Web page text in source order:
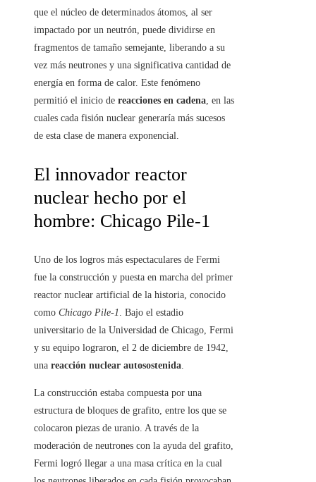
que el núcleo de determinados átomos, al ser
impactado por un neutrón, puede dividirse en
fragmentos de tamaño semejante, liberando a su
vez más neutrones y una significativa cantidad de
energía en forma de calor. Este fenómeno
permitió el inicio de reacciones en cadena, en las
cuales cada fisión nuclear generaría más sucesos
de esta clase de manera exponencial.
El innovador reactor
nuclear hecho por el
hombre: Chicago Pile-1
Uno de los logros más espectaculares de Fermi
fue la construcción y puesta en marcha del primer
reactor nuclear artificial de la historia, conocido
como Chicago Pile-1. Bajo el estadio
universitario de la Universidad de Chicago, Fermi
y su equipo lograron, el 2 de diciembre de 1942,
una reacción nuclear autosostenida.
La construcción estaba compuesta por una
estructura de bloques de grafito, entre los que se
colocaron piezas de uranio. A través de la
moderación de neutrones con la ayuda del grafito,
Fermi logró llegar a una masa crítica en la cual